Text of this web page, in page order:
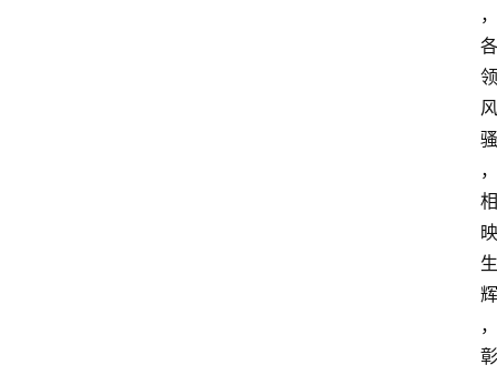
，
各
领
风
骚
，
相
映
生
辉
，
彰